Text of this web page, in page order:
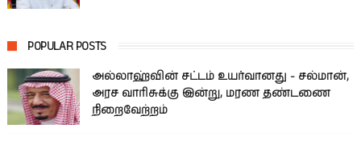
POPULAR POSTS
அல்லாஹ்வின் சட்டம் உயர்வானது - சல்மான்,
அரச வாரிசுக்கு இன்று, மரண தண்டணை
நிறைவேற்றம்